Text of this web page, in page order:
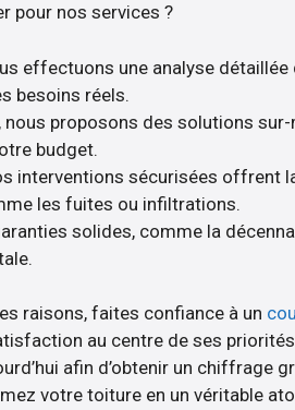
pour nos services ?
effectuons une analyse
besoins réels.
nous proposons des solutions
budget.
interventions sécurisées offrent
les fuites ou infiltrations.
solides, comme la
raisons, faites confiance à un
au centre de ses
afin d’obtenir un chiffrage
votre toiture en un véritable